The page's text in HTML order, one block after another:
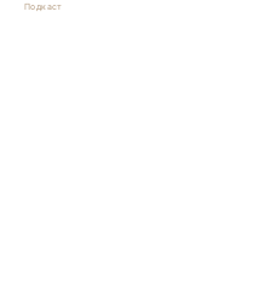
Подкаст